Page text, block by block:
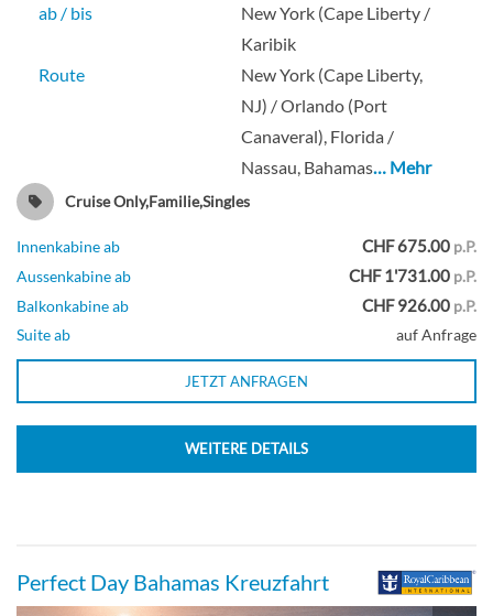
Suite
Crown Loft Suite-[L1]
Schlafzimmer-[OP]
ab / bis
New York (Cape Liberty /
Karibik
Route
New York (Cape Liberty,
NJ) / Orlando (Port
Canaveral), Florida /
Nassau, Bahamas… Mehr
Cruise Only,Familie,Singles
Innenkabine ab CHF 675.00 p.P.
Aussenkabine ab
CHF 1'731.00 p.P.
Balkonkabine ab
CHF 926.00 p.P.
Suite ab
auf Anfrage
JETZT ANFRAGEN
WEITERE DETAILS
Perfect Day Bahamas Kreuzfahrt